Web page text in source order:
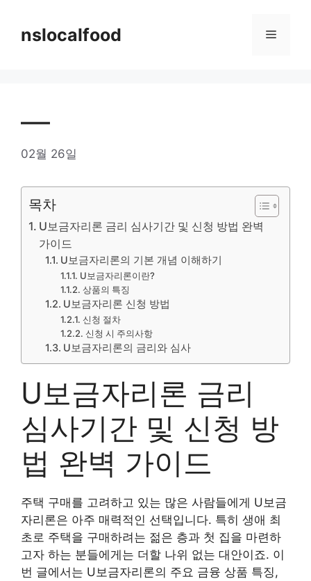
contentnslocalfood Menu
—
02월 26일
목차
U보금자리론 금리 심사기간 및 신청 방법 완벽
가이드
U보금자리론의 기본 개념 이해하기
U보금자리론이란?
상품의 특징
U보금자리론 신청 방법
신청 절차
신청 시 주의사항
U보금자리론의 금리와 심사
U보금자리론 금리
심사기간 및 신청 방
법 완벽 가이드
주택 구매를 고려하고 있는 많은 사람들에게 U보금
자리론은 아주 매력적인 선택입니다. 특히 생애 최
초로 주택을 구매하려는 젊은 층과 첫 집을 마련하
고자 하는 분들에게는 더할 나위 없는 대안이죠. 이
번 글에서는 U보금자리론의 주요 금융 상품 특징,